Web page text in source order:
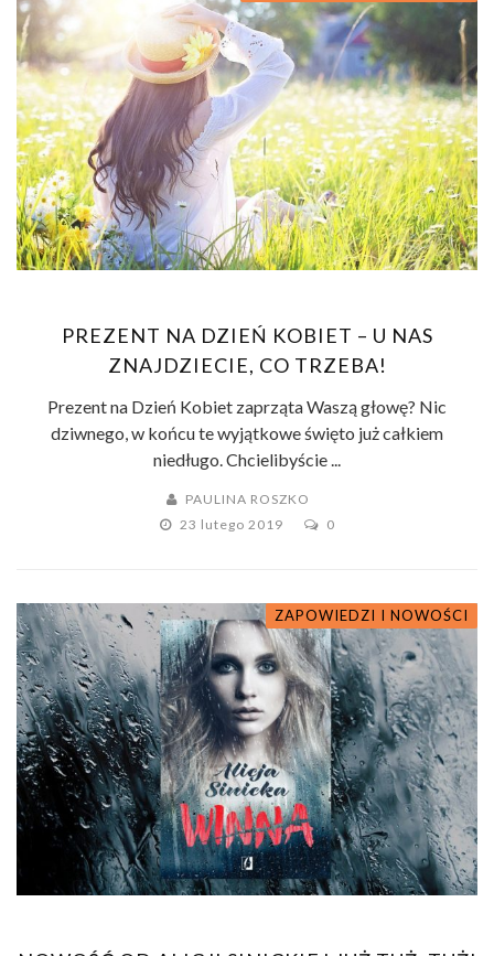
PREZENT NA DZIEŃ KOBIET – U NAS
ZNAJDZIECIE, CO TRZEBA!
Prezent na Dzień Kobiet zaprząta Waszą głowę? Nic
dziwnego, w końcu te wyjątkowe święto już całkiem
niedługo. Chcielibyście ...
PAULINA ROSZKO
23 lutego 2019
0
ZAPOWIEDZI I NOWOŚCI